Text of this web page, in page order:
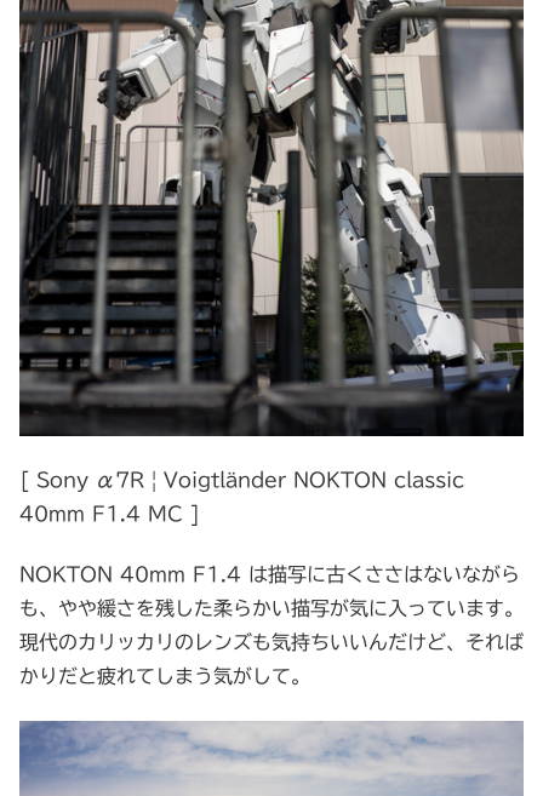
[ Sony α7R | Voigtländer NOKTON classic
40mm F1.4 MC ]
NOKTON 40mm F1.4 は描写に古くささはないながら
も、やや緩さを残した柔らかい描写が気に入っています。
現代のカリッカリのレンズも気持ちいいんだけど、それば
かりだと疲れてしまう気がして。